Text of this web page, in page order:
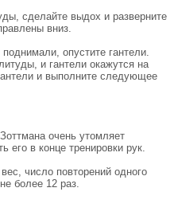
сделайте выдох и разверните
вниз.
опустите гантели.
и гантели окажутся на
и выполните следующее
очень утомляет
его в конце тренировки рук.
число повторений одного
более 12 раз.